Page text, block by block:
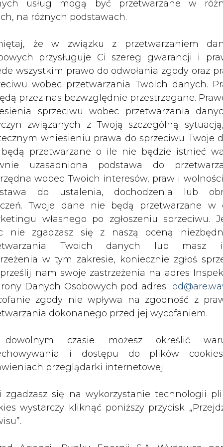
usług mogą być przetwarzane w
na różnych podstawach.
że w związku z przetwarzaniem
przysługuje Ci szereg gwarancji i
wszystkim prawo do odwołania zgody oraz
wobec przetwarzania Twoich danych.
przez nas bezwzględnie przestrzegane.
sprzeciwu wobec przetwarzania
związanych z Twoją szczególną
wniesieniu prawa do sprzeciwu Twoje
przetwarzane o ile nie będzie istnieć
uzasadniona podstawa do
wobec Twoich interesów, praw i
do ustalenia, dochodzenia lub
Twoje dane nie będą przetwarzane w
własnego po zgłoszeniu sprzeciwu.
nie zgadzasz się z naszą oceną
Twoich danych lub masz
w tym zakresie, koniecznie zgłoś
prześlij nam swoje zastrzeżenia na adres
Danych Osobowych pod adres
zgody nie wpływa na zgodność z
dokonanego przed jej wycofaniem.
czasie możesz określić
i dostępu do plików
przeglądarki internetowej.
zgadzasz się na wykorzystanie technologii
wystarczy kliknąć poniższy przycisk
S.A. z siedzibą w Warszawie przy ul.
systemu przesyłowego (podmioty
zaopatrywane z tego systemu), że
roku Prawo energetyczne art. 9 g, na
Kart Aktualizacji do części II Instrukcji
i zarządzanie ograniczeniami systemowymi.
zapoznania się z projektami Kart
2007 r.przesyłając odpowiedni
system.pl, na adres e-mailowy:
S.A.
Artykuł powstał bez wsparcia narzędzi sztucznej
inteligencji. Wydawca portalu CIRE zgadza się na
publikacji do szkoleń treningowych LLM.
PODPIS